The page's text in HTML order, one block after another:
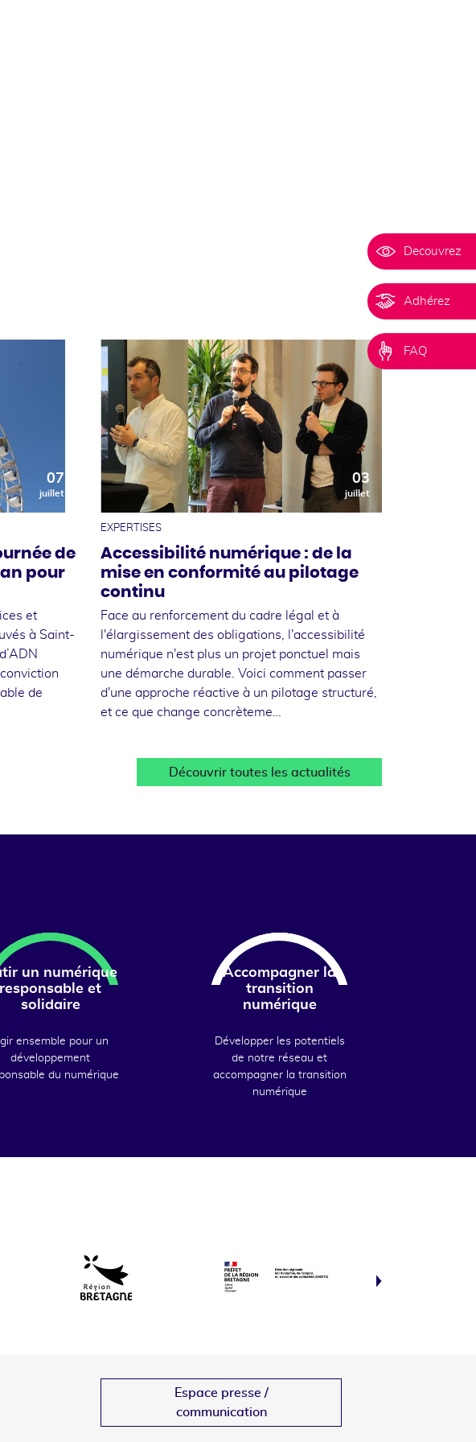
Decouvrez
Adhérez
FAQ
07
juillet
de
pour
et
à Saint-
de
03
juillet
EXPERTISES
Accessibilité numérique : de la
mise en conformité au pilotage
continu
Face au renforcement du cadre légal et à
l'élargissement des obligations, l'accessibilité
numérique n'est plus un projet ponctuel mais
une démarche durable. Voici comment passer
d'une approche réactive à un pilotage structuré,
et ce que change concrèteme…
Découvrir toutes les actualités
un numérique
responsable et
solidaire
ensemble pour un
développement
du numérique
Accompagner la
transition
numérique
Développer les potentiels
de notre réseau et
accompagner la transition
numérique
Espace presse /
communication